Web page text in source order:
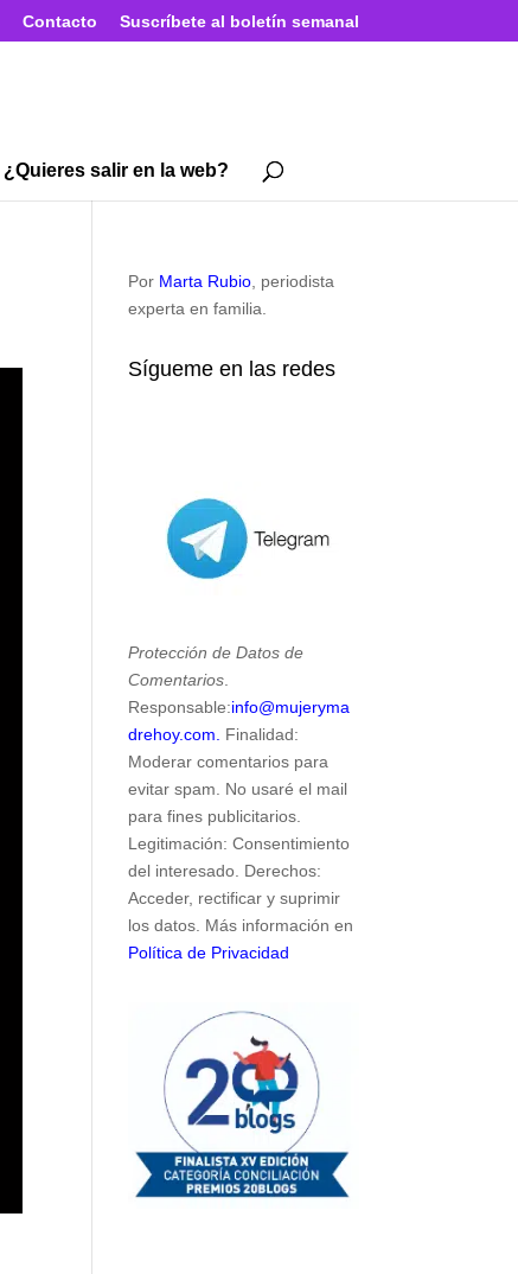
Contacto Suscríbete al boletín semanal
¿Quieres salir en la web?
Por Marta Rubio , periodista
experta en familia.
Sígueme en las redes
Protección de Datos de
Comentarios
Responsable:info@mujeryma
drehoy.com.
Finalidad:
Moderar comentarios para
evitar spam. No usaré el mail
para fines publicitarios.
Legitimación: Consentimiento
del interesado. Derechos:
Acceder, rectificar y suprimir
los datos. Más información en
Política de Privacidad